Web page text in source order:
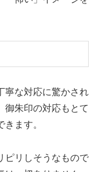
寧な対応に驚かされ
御朱印の対応もとて
ます。
ピリしそうなもので